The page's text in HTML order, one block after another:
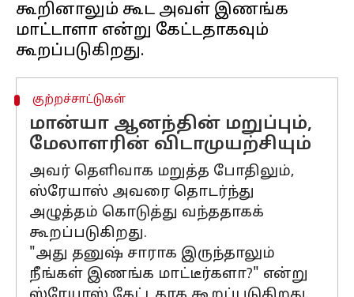
கூறினாலும் கூட அவள் இணங்க
மாட்டாளா என்று கேட்டதாகவும்
குற்றச்சாட்டுகள்
மான்யா ஆனந்தின் மறுப்பும்,
மேலாளரின் விடாமுயற்சியும்
அவர் தெளிவாக மறுத்த போதிலும்,
ஸ்ரேயாஸ் அவரை தொடர்ந்து
அழுத்தம் கொடுத்து வந்ததாகக்
கூறப்படுகிறது.
"அது தனுஷ் சாராக இருந்தாலும்
நீங்கள் இணங்க மாட்டீர்களா?" என்று